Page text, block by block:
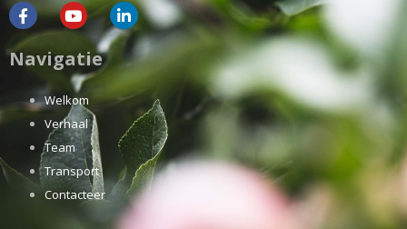
Navigatie
Welkom
Verhaal
Team
Transport
Contacteer